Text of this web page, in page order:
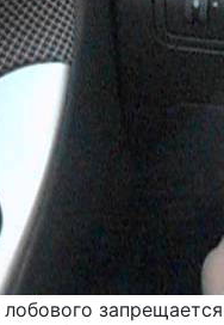
запрещается